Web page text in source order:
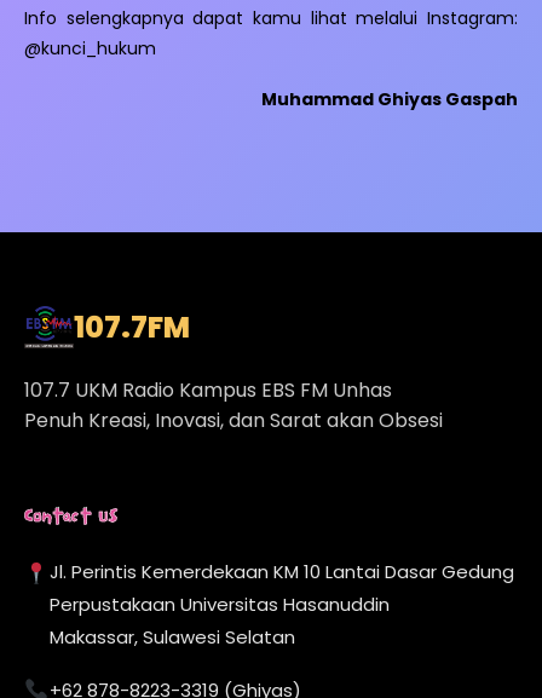
Info selengkapnya dapat kamu lihat melalui Instagram:
@kunci_hukum
Muhammad Ghiyas Gaspah
107.7FM
107.7 UKM Radio Kampus EBS FM Unhas
Penuh Kreasi, Inovasi, dan Sarat akan Obsesi
Contact Us
Jl. Perintis Kemerdekaan KM 10 Lantai Dasar Gedung
Perpustakaan Universitas Hasanuddin
Makassar, Sulawesi Selatan
+62 878-8223-3319 (Ghiyas)